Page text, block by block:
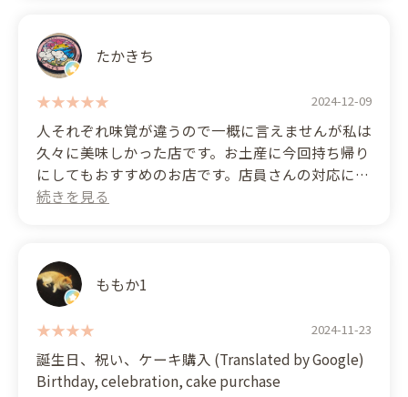
たかきち
2024-12-09
人それぞれ味覚が違うので一概に言えませんが私は
久々に美味しかった店です。お土産に今回持ち帰り
にしてもおすすめのお店です。店員さんの対応にも
嬉しく思えました。 (Translated by Google)
restaurants I've been to in a long time. I would also
recommend it as a place to take food home as a
souvenir. I was also pleased with the service from
the staff.
ももか1
2024-11-23
誕生日、祝い、ケーキ購入 (Translated by Google)
Birthday, celebration, cake purchase